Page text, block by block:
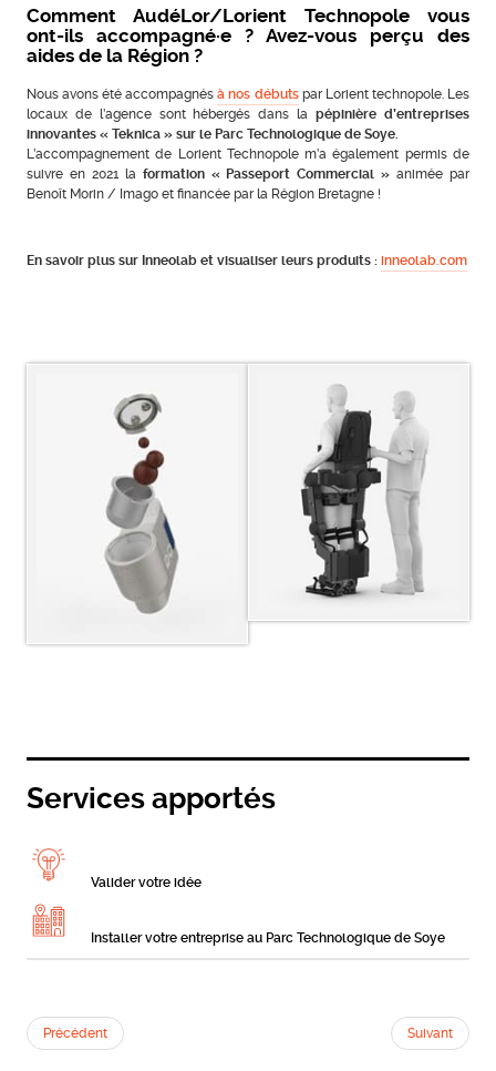
Comment AudéLor/Lorient Technopole vous
ont-ils accompagné·e ? Avez-vous perçu des
aides de la Région ?
Nous avons été accompagnésà nos débutspar Lorient technopole. Les
locaux de l’agence sont hébergés dans lapépinière d’entreprises
innovantes « Teknica » sur le Parc Technologique de Soye.
L’accompagnement de Lorient Technopole m’a également permis de
suivre en 2021 la formation « Passeport Commercial » animée par
Benoît Morin / Imago et financée par la Région Bretagne !
En savoir plus sur Inneolab et visualiser leurs produits : inneolab.com
Services apportés
Valider votre idée
Installer votre entreprise au Parc Technologique de Soye
Précédent Suivant